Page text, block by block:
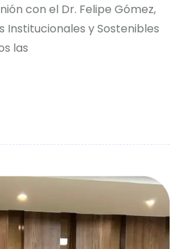
con el Dr. Felipe Gómez,
Institucionales y Sostenibles
las